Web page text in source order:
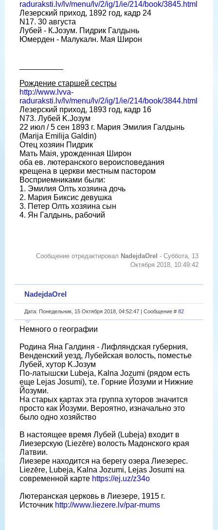
raduraksti.lv/lv/menu/lv/2/ig/1/ie/214/book/3845.html
Лезерский приход, 1892 год, кадр 24
N17. 30 августа
Лубей - К.Jозум. Пидрик Галдынь
Юмерден - Малукалн. Мая Широн
Рождение старшей сестры
http://www.lvva-
raduraksti.lv/lv/menu/lv/2/ig/1/ie/214/book/3844.html
Лезерский приход, 1893 год, кадр 16
N73. Лубей K.Jозум
22 июл / 5 сен 1893 г. Мария Эмилия Галдынь
(Marija Emilija Galdin)
Отец хозяин Пидрик
Мать Маiя, урожденная Широн
оба ев. лютеранского вероисповедания
крещена в церкви местным пастором
Восприемниками были:
1. Эмилия Олть хозяина дочь
2. Мария Биксис девушка
3. Петер Олть хозяина сын
4. Ян Галдынь, рабочий
Сообщение отредактировал NadejdaOrel - Суббота, 13
Октября 2018, 10:49:42
NadejdaOrel
Дата: Понедельник, 15 Октября 2018, 04:52:47 | Сообщение # 82
Немного о географии
Родина Яна Галдиня - Лифляндская губерния,
Венденский уезд, Лубейская волость, поместье
Лубей, хутор K.Jозум
По-латышски Lubeja, Kalna Jozumi (рядом есть
еще Lejas Josumi), т.е. Горние Йозуми и Нижние
Йозуми.
На старых картах эта группа хуторов значится
просто как Йозуми. Вероятно, изначально это
было одно хозяйство
В настоящее время Лубей (Lubeja) входит в
Лиезерскую (Liezēre) волость Мадонского края
Латвии.
Лиезере находится на берегу озера Лиезерес.
Liezēre, Lubeja, Kalna Jozumi, Lejas Josumi на
современной карте https://ej.uz/z34o
Лютеранская церковь в Лиезере, 1915 г.
Источник http://www.liezere.lv/par-mums